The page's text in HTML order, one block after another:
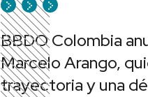
BBDO Colombia
Marcelo Arango,
trayectoria y una